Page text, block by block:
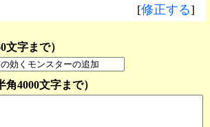
[修正する]
文字まで）
角4000文字まで）